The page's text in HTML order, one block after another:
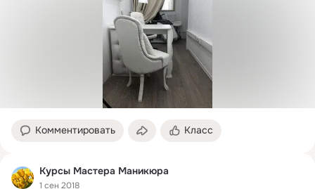
Комментировать Класс
Курсы Мастера Маникюра
1 сен 2018